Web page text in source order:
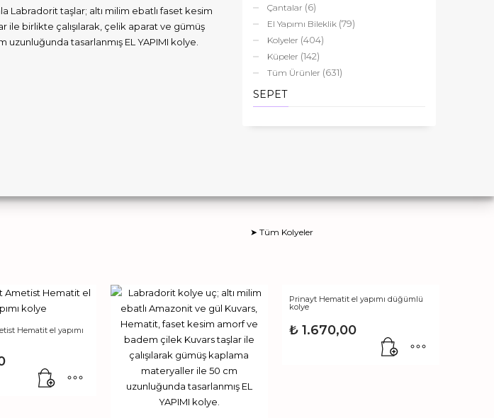
Labradorit taşlar; altı milim ebatlı faset kesim
ile birlikte çalışılarak, çelik aparat ve gümüş
tasarlanmış EL YAPIMI kolye.
Çantalar (6)
El Yapımı Bileklik (79)
Kolyeler (404)
Küpeler (142)
Tüm Ürünler (631)
SEPET
➤ Tüm Kolyeler
Hematit el yapımı
Prinayt Hematit el yapımı düğümlü
kolye
₺1.670,00